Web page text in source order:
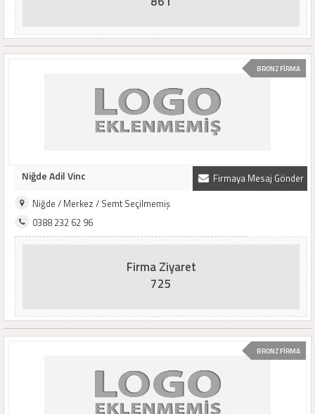
BRONZ FİRMA
Firmaya Mesaj Gönder
Niğde Adil Vinc
Niğde / Merkez / Semt Seçilmemiş
0388 232 62 96
Firma Ziyaret
725
BRONZ FİRMA